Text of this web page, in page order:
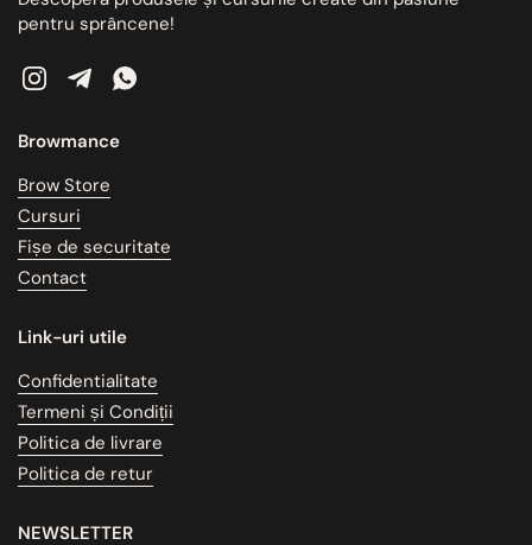
pentru sprâncene!
Instagram
TelegramWhatsApp
Browmance
Brow Store
Cursuri
Fișe de securitate
Contact
Link-uri utile
Confidentialitate
Termeni și Condiții
Politica de livrare
Politica de retur
NEWSLETTER